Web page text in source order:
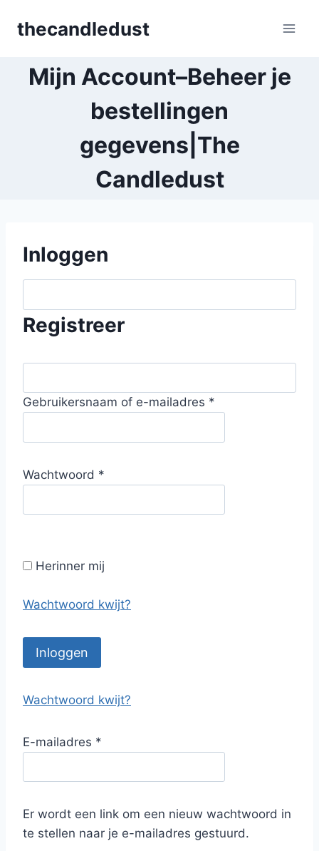
thecandledust
Mijn Account–Beheer je
bestellingen
gegevens|The
Candledust
Inloggen
Registreer
Gebruikersnaam of e-mailadres *
r
t
Wachtwoord *
r
Herinner mij
Wachtwoord kwijt?
Inloggen
Wachtwoord kwijt?
E-mailadres *
r
i
s
Er wordt een link om een nieuw wachtwoord in
te stellen naar je e-mailadres gestuurd.